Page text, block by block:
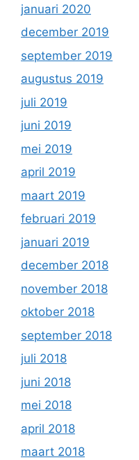
januari 2020
december 2019
september 2019
augustus 2019
juli 2019
juni 2019
mei 2019
april 2019
maart 2019
februari 2019
januari 2019
december 2018
november 2018
oktober 2018
september 2018
juli 2018
juni 2018
mei 2018
april 2018
maart 2018